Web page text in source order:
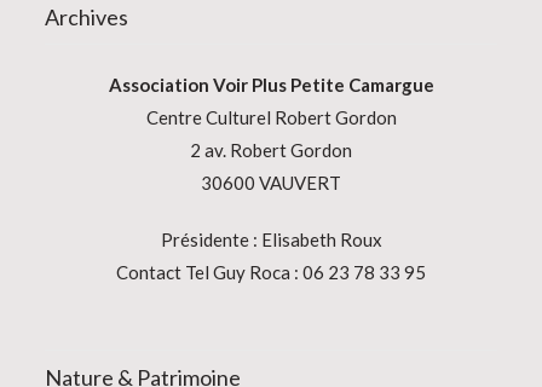
Archives
Association Voir Plus Petite Camargue
Centre Culturel Robert Gordon
2 av. Robert Gordon
30600 VAUVERT
Présidente : Elisabeth Roux
Contact Tel Guy Roca : 06 23 78 33 95
Nature & Patrimoine